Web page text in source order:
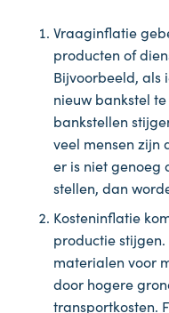
Vraaginflatie
producten of
Bijvoorbeeld, als
nieuw bankstel
bankstellen
veel mensen zijn
er is niet genoeg
stellen, dan
Kosteninflatie
productie
materialen voor
door hogere
transportkosten.